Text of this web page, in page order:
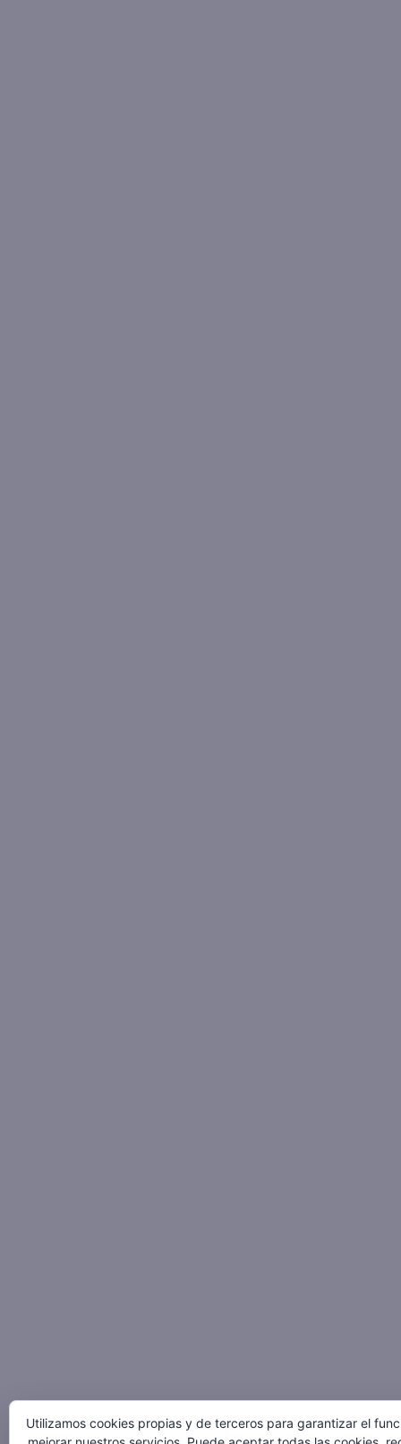
Utilizamos cookies propias y de terceros para garantizar el